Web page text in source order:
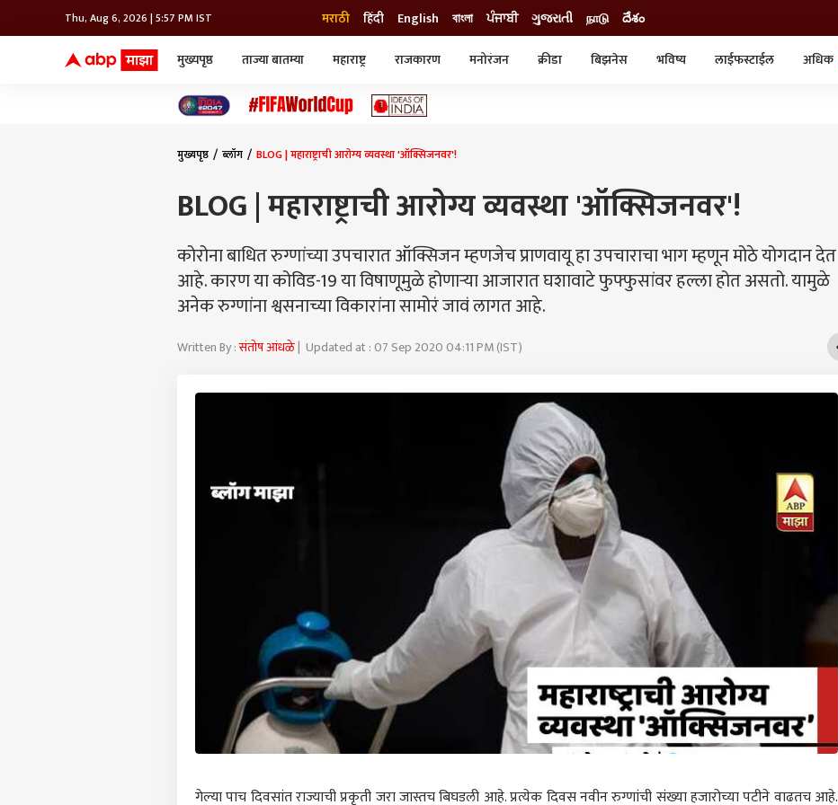
Thu, Aug 6, 2026 | 5:57 PM IST मराठी हिंदी English বাংলা ਪੰਜਾਬੀ ગુજરાતી நாடு దేశం
मुख्यपृष्ठ ताज्या बातम्या महाराष्ट्र राजकारण मनोरंजन क्रीडा बिझनेस भविष्य लाईफस्टाईल
अधिक
मुख्यपृष्ठ ब्लॉग BLOG | महाराष्ट्राची आरोग्य व्यवस्था 'ऑक्सिजनवर'!
BLOG | महाराष्ट्राची आरोग्य व्यवस्था 'ऑक्सिजनवर'!
कोरोना बाधित रुग्णांच्या उपचारात ऑक्सिजन म्हणजेच प्राणवायू हा उपचाराचा भाग म्हणून मोठे योगदान देत
आहे. कारण या कोविड-19 या विषाणूमुळे होणाऱ्या आजारात घशावाटे फुफ्फुसांवर हल्ला होत असतो. यामुळे
अनेक रुग्णांना श्वसनाच्या विकारांना सामोरं जावं लागत आहे.
Written By :संतोष आंधळे| Updated at : 07 Sep 2020 04:11 PM (IST)
गेल्या पाच दिवसांत राज्याची प्रकृती जरा जास्तच बिघडली आहे. प्रत्येक दिवस नवीन रुग्णांची संख्या हजारोच्या पटीने वाढतच आहे.